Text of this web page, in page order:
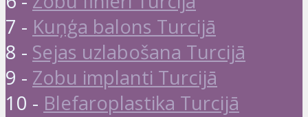
7 - Kuņģa balons Turcijā
8 - Sejas uzlabošana Turcijā
9 - Zobu implanti Turcijā
10 - Blefaroplastika Turcijā